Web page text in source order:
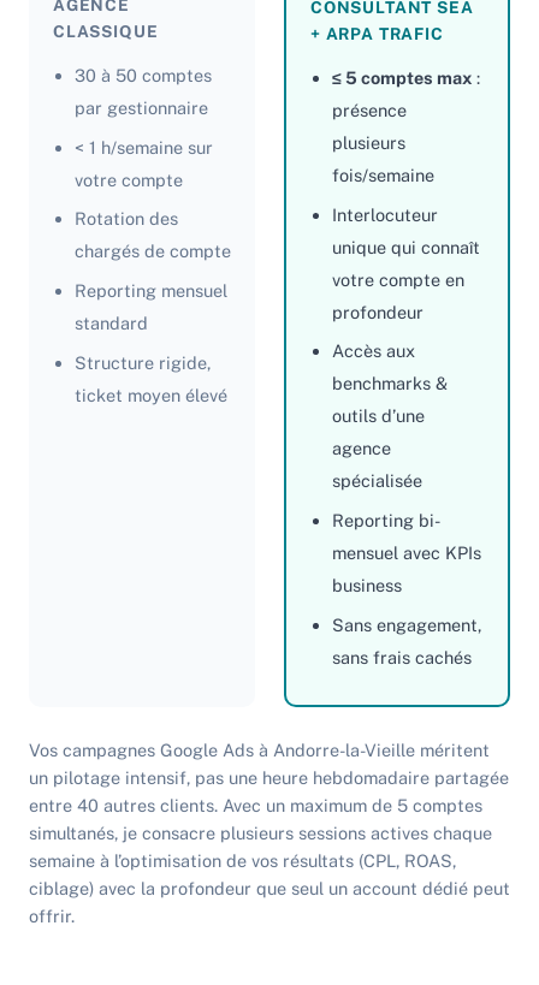
AGENCE
CLASSIQUE
30 à 50 comptes
par gestionnaire
< 1 h/semaine sur
votre compte
Rotation des
chargés de compte
Reporting mensuel
standard
Structure rigide,
ticket moyen élevé
CONSULTANT SEA
+ ARPA TRAFIC
≤ 5 comptes max:
présence
plusieurs
fois/semaine
Interlocuteur
unique qui connaît
votre compte en
profondeur
Accès aux
benchmarks &
outils d’une
agence
spécialisée
Reporting bi-
mensuel avec KPIs
business
Sans engagement,
sans frais cachés
Vos campagnes Google Ads à Andorre-la-Vieille méritent
un pilotage intensif, pas une heure hebdomadaire partagée
entre 40 autres clients. Avec un maximum de 5 comptes
simultanés, je consacre plusieurs sessions actives chaque
semaine à l’optimisation de vos résultats (CPL, ROAS,
ciblage) avec la profondeur que seul un account dédié peut
offrir.